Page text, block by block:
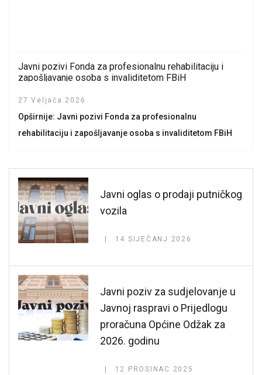
Javni pozivi Fonda za profesionalnu rehabilitaciju i
zapošljavanje osoba s invaliditetom FBiH
27 Veljača 2026
Opširnije: Javni pozivi Fonda za profesionalnu
rehabilitaciju i zapošljavanje osoba s invaliditetom FBiH
Javni oglas o prodaji putničkog
vozila
14 SIJEČANJ 2026
Javni poziv za sudjelovanje u
Javnoj raspravi o Prijedlogu
proračuna Općine Odžak za
2026. godinu
12 PROSINAC 2025